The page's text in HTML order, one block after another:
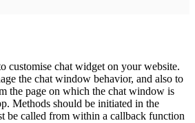
customise chat widget on your website.
the chat window behavior, and also to
the page on which the chat window is
Methods should be initiated in the
be called from within a callback function